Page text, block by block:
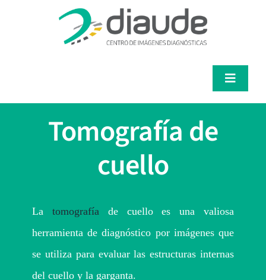
Toggle
Diaude
Tomografía de
cuello
La tomografía de cuello es una valiosa
herramienta de diagnóstico por imágenes que
se utiliza para evaluar las estructuras internas
del cuello y la garganta.